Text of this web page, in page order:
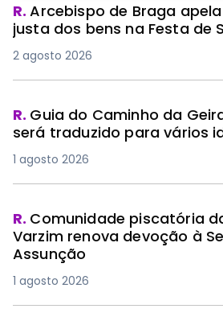
R.Arcebispo de Braga
justa dos bens na Festa de
2 agosto 2026
R. Guia do Caminho da
será traduzido para vários
1 agosto 2026
R. Comunidade piscatória
Varzim renova devoção à
Assunção
1 agosto 2026